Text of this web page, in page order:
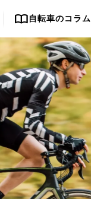
import_contacts自転車のコラム